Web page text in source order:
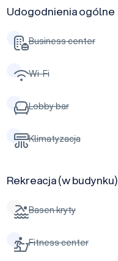
Udogodnienia ogólne
Business center
Wi-Fi
Lobby bar
Klimatyzacja
Rekreacja (w budynku)
Basen kryty
Fitness center